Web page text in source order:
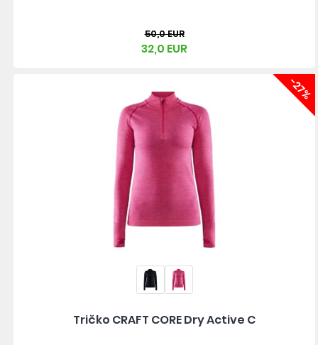
50,0 EUR
32,0 EUR
-27%
Tričko CRAFT CORE Dry Active C